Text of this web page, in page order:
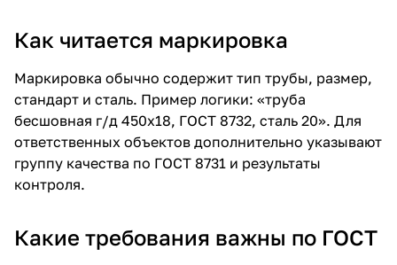
Как читается маркировка
Маркировка обычно содержит тип трубы, размер,
стандарт и сталь. Пример логики: «труба
бесшовная г/д 450х18, ГОСТ 8732, сталь 20». Для
ответственных объектов дополнительно указывают
группу качества по ГОСТ 8731 и результаты
контроля.
Какие требования важны по ГОСТ